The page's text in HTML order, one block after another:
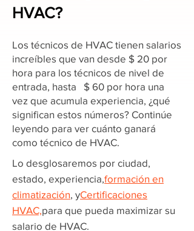
HVAC?
Los técnicos de HVAC tienen salarios
increíbles que van desde $ 20 por
hora para los técnicos de nivel de
entrada, hasta $ 60 por hora una
vez que acumula experiencia, ¿qué
significan estos números? Continúe
leyendo para ver cuánto ganará
como técnico de HVAC.
Lo desglosaremos por ciudad,
estado, experiencia,formación en
climatización, yCertificaciones
HVAC,para que pueda maximizar su
salario de HVAC.